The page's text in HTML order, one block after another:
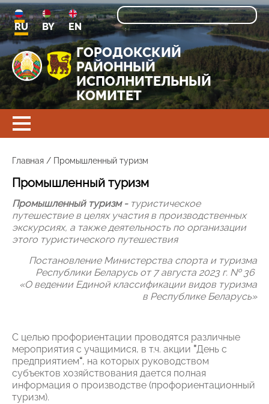
RU BY EN
ГОРОДОКСКИЙ
РАЙОННЫЙ
ИСПОЛНИТЕЛЬНЫЙ
КОМИТЕТ
Главная / Промышленный туризм
Промышленный туризм
Промышленный туризм - туристическое
путешествие в целях участия в производственных
экскурсиях, а также деятельность по организации
этого туристического путешествия
Постановление Министерства спорта и туризма
Республики Беларусь от 7 августа 2023 г. № 36
«О ведении Единой классификации видов туризма
в Республике Беларусь»
С целью профориентации проводятся различные
мероприятия с учащимися, в т.ч. акции ”День с
предприятием“, на которых руководством
субъектов хозяйствования дается полная
информация о производстве (профориентационный
туризм).